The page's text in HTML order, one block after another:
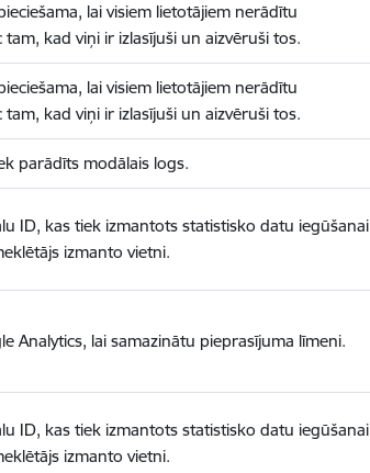
lai visiem lietotājiem nerādītu
kad viņi ir izlasījuši un aizvēruši tos.
lai visiem lietotājiem nerādītu
kad viņi ir izlasījuši un aizvēruši tos.
parādīts modālais logs.
ID, kas tiek izmantots statistisko datu iegūšanai
izmanto vietni.
Analytics, lai samazinātu pieprasījuma līmeni.
ID, kas tiek izmantots statistisko datu iegūšanai
izmanto vietni.